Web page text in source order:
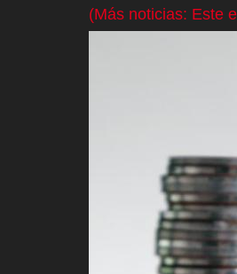
(Más noticias: Este